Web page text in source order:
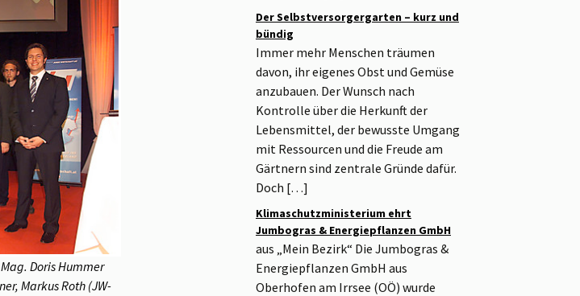
Doris Hummer
Markus Roth (JW-
Der Selbstversorgergarten – kurz und
bündig
Immer mehr Menschen träumen
davon, ihr eigenes Obst und Gemüse
anzubauen. Der Wunsch nach
Kontrolle über die Herkunft der
Lebensmittel, der bewusste Umgang
mit Ressourcen und die Freude am
Gärtnern sind zentrale Gründe dafür.
Doch […]
Klimaschutzministerium ehrt
Jumbogras & Energiepflanzen GmbH
aus „Mein Bezirk“ Die Jumbogras &
Energiepflanzen GmbH aus
Oberhofen am Irrsee (OÖ) wurde